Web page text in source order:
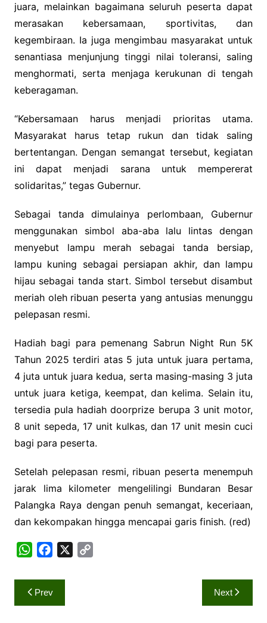
juara, melainkan bagaimana seluruh peserta dapat
merasakan kebersamaan, sportivitas, dan
kegembiraan. Ia juga mengimbau masyarakat untuk
senantiasa menjunjung tinggi nilai toleransi, saling
menghormati, serta menjaga kerukunan di tengah
keberagaman.
“Kebersamaan harus menjadi prioritas utama.
Masyarakat harus tetap rukun dan tidak saling
bertentangan. Dengan semangat tersebut, kegiatan
ini dapat menjadi sarana untuk mempererat
solidaritas,” tegas Gubernur.
Sebagai tanda dimulainya perlombaan, Gubernur
menggunakan simbol aba-aba lalu lintas dengan
menyebut lampu merah sebagai tanda bersiap,
lampu kuning sebagai persiapan akhir, dan lampu
hijau sebagai tanda start. Simbol tersebut disambut
meriah oleh ribuan peserta yang antusias menunggu
pelepasan resmi.
Hadiah bagi para pemenang Sabrun Night Run 5K
Tahun 2025 terdiri atas 5 juta untuk juara pertama,
4 juta untuk juara kedua, serta masing-masing 3 juta
untuk juara ketiga, keempat, dan kelima. Selain itu,
tersedia pula hadiah doorprize berupa 3 unit motor,
8 unit sepeda, 17 unit kulkas, dan 17 unit mesin cuci
bagi para peserta.
Setelah pelepasan resmi, ribuan peserta menempuh
jarak lima kilometer mengelilingi Bundaran Besar
Palangka Raya dengan penuh semangat, keceriaan,
dan kekompakan hingga mencapai garis finish. (red)
W
a
t
c
e
Navigasi
pos
Prev Next